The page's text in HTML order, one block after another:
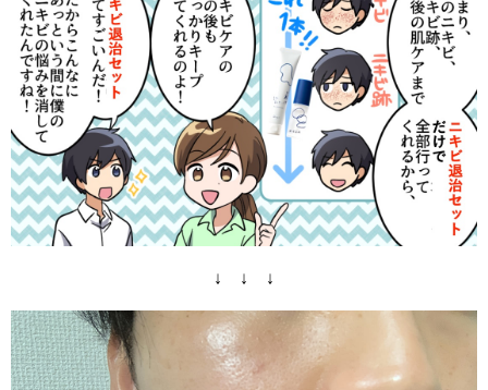
↓ ↓ ↓